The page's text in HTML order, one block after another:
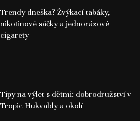
Trendy dneška? Žvýkací tabáky,
nikotinové sáčky a jednorázové
cigarety
Tipy na výlet s dětmi: dobrodružství v
Tropic Hukvaldy a okolí